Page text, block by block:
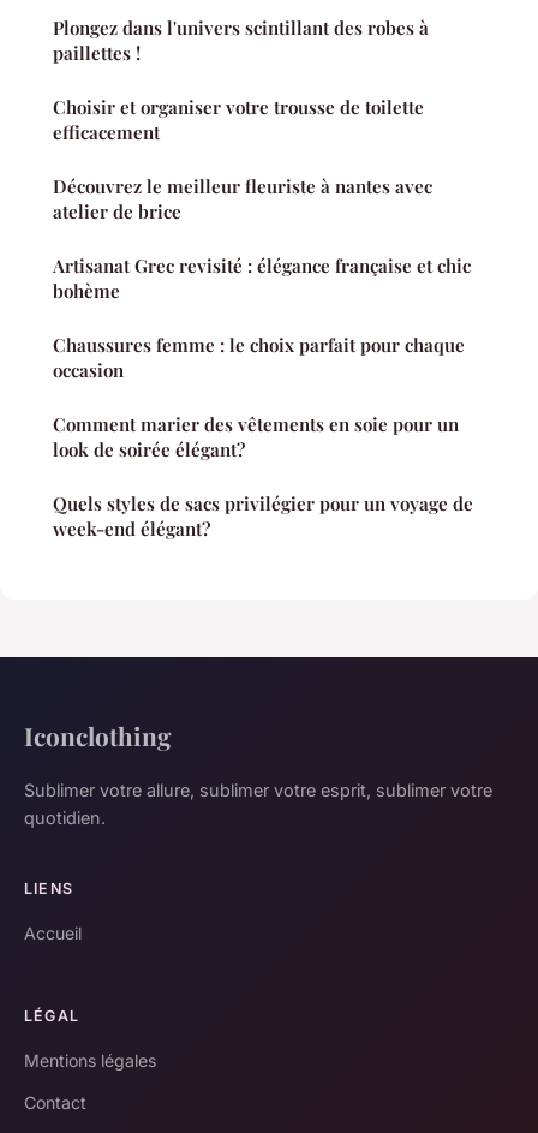
Plongez dans l'univers scintillant des robes à
paillettes !
Choisir et organiser votre trousse de toilette
efficacement
Découvrez le meilleur fleuriste à nantes avec
atelier de brice
Artisanat Grec revisité : élégance française et chic
bohème
Chaussures femme : le choix parfait pour chaque
occasion
Comment marier des vêtements en soie pour un
look de soirée élégant?
Quels styles de sacs privilégier pour un voyage de
week-end élégant?
Iconclothing
Sublimer votre allure, sublimer votre esprit, sublimer votre
quotidien.
LIENS
Accueil
LÉGAL
Mentions légales
Contact